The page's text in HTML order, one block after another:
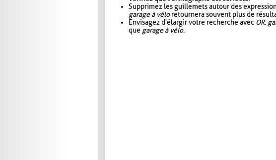
Supprimez les guillemets autour des
garage à véloretournera souvent plus de
Envisagez d'élargir votre recherche avec OR.
que garage à vélo.